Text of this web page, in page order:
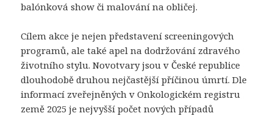
balónková show či malování na obličej.
Cílem akce je nejen představení screeningových
programů, ale také apel na dodržování zdravého
životního stylu. Novotvary jsou v České republice
dlouhodobě druhou nejčastější příčinou úmrtí. Dle
informací zveřejněných v Onkologickém registru
země 2025 je nejvyšší počet nových případů